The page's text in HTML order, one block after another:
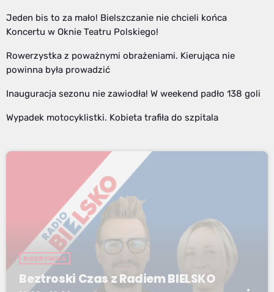
Jeden bis to za mało! Bielszczanie nie chcieli końca
Koncertu w Oknie Teatru Polskiego!
Rowerzystka z poważnymi obrażeniami. Kierująca nie
powinna była prowadzić
Inauguracja sezonu nie zawiodła! W weekend padło 138 goli
Wypadek motocyklistki. Kobieta trafiła do szpitala
ROZRYWKA
Beztroski Czas z Radiem BIELSKO